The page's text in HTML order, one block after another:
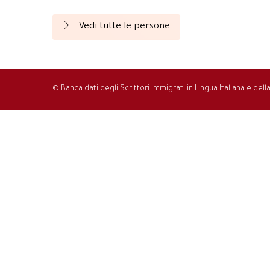
Vedi tutte le persone
© Banca dati degli Scrittori Immigrati in Lingua Italiana e